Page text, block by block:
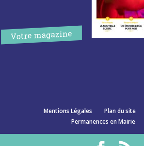
Votre magazine
Mentions Légales Plan du site
Permanences en Mairie